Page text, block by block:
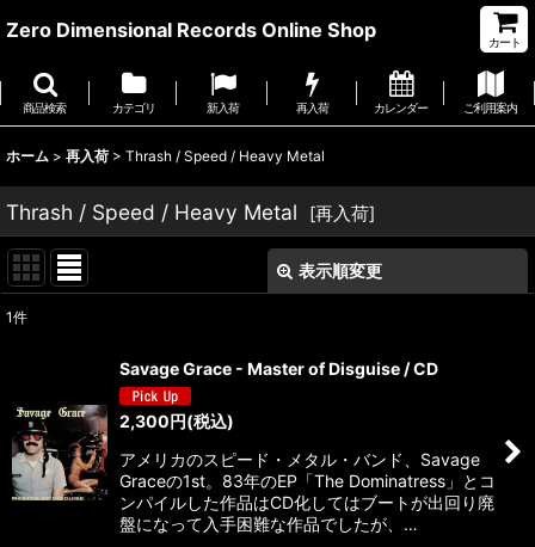
Zero Dimensional Records Online Shop
カート
商品検索 カテゴリ 新入荷 再入荷 カレンダー ご利用案内
ホーム > 再入荷 > Thrash / Speed / Heavy Metal
Thrash / Speed / Heavy Metal [再入荷]
表示順変更
表示数:
並び順:
絞り込む
1件
Savage Grace - Master of Disguise / CD
2,300円(税込)
アメリカのスピード・メタル・バンド、Savage
Graceの1st。83年のEP「The Dominatress」とコ
ンパイルした作品はCD化してはブートが出回り廃
盤になって入手困難な作品でしたが、…